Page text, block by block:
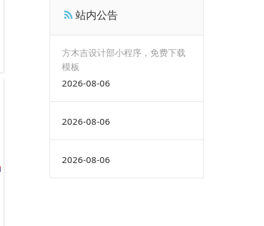
站内公告
方木吉设计部小程序，免费下载
模板
2026-08-06
2026-08-06
2026-08-06